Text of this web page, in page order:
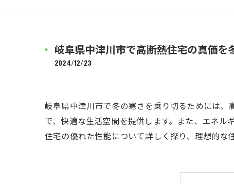
岐阜県中津川市で高断熱住宅の真価を
2024/12/23
岐阜県中津川市で冬の寒さを乗り切るためには
で、快適な生活空間を提供します。また、エネ
住宅の優れた性能について詳しく探り、理想的な